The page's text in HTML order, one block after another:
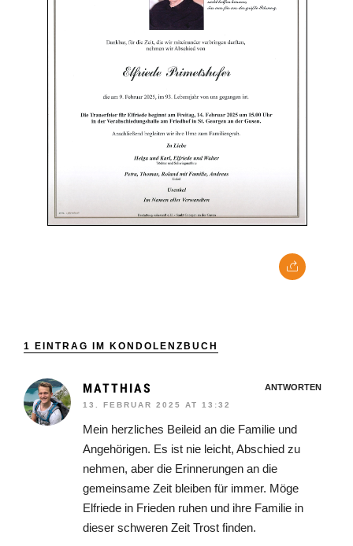
1 EINTRAG IM KONDOLENZBUCH
MATTHIAS
13. FEBRUAR 2025 AT 13:32
ANTWORTEN
Mein herzliches Beileid an die Familie und
Angehörigen. Es ist nie leicht, Abschied zu
nehmen, aber die Erinnerungen an die
gemeinsame Zeit bleiben für immer. Möge
Elfriede in Frieden ruhen und ihre Familie in
dieser schweren Zeit Trost finden.